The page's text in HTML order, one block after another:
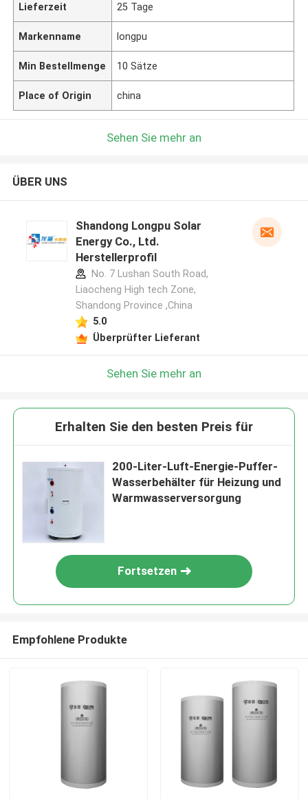
Lieferzeit 25 Tage
Markenname longpu
Min Bestellmenge 10 Sätze
Place of Origin china
Sehen Sie mehr an
ÜBER UNS
Shandong Longpu Solar
Energy Co., Ltd.
Herstellerprofil
No. 7 Lushan South Road,
Liaocheng High tech Zone,
Shandong Province ,China
5.0
Überprüfter Lieferant
Sehen Sie mehr an
Erhalten Sie den besten Preis für
200-Liter-Luft-Energie-Puffer-
Wasserbehälter für Heizung und
Warmwasserversorgung
Fortsetzen
Empfohlene Produkte